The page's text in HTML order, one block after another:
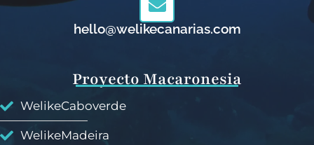
hello@welikecanarias.com
Proyecto Macaronesia
WelikeCaboverde
WelikeMadeira